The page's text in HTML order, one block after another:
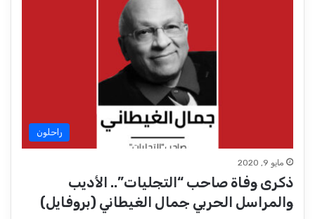
راحلون
مايو 9, 2020
ذكرى وفاة صاحب “التجليات”.. الأديب
والمراسل الحربي جمال الغيطاني (بروفايل)